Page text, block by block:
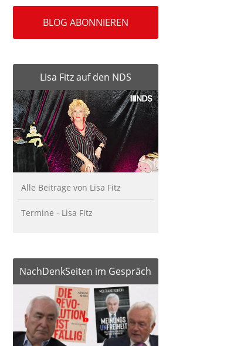
BLOG ABONNIEREN
Lisa Fitz auf den NDS
Alle Beiträge von Lisa Fitz
Termine - Lisa Fitz
NachDenkSeiten im Gespräch